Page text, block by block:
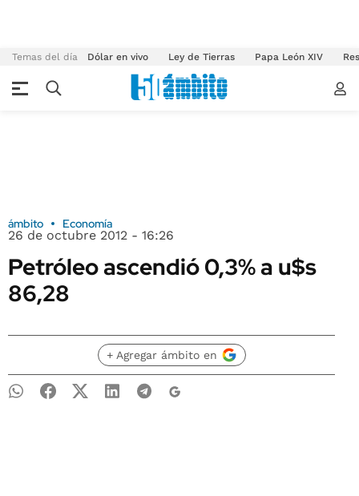
Temas del día Dólar en vivo Ley de Tierras Papa León XIV
ámbito Economía
26 de octubre 2012 - 16:26
Petróleo ascendió 0,3% a u$s
86,28
+ Agregar ámbito en